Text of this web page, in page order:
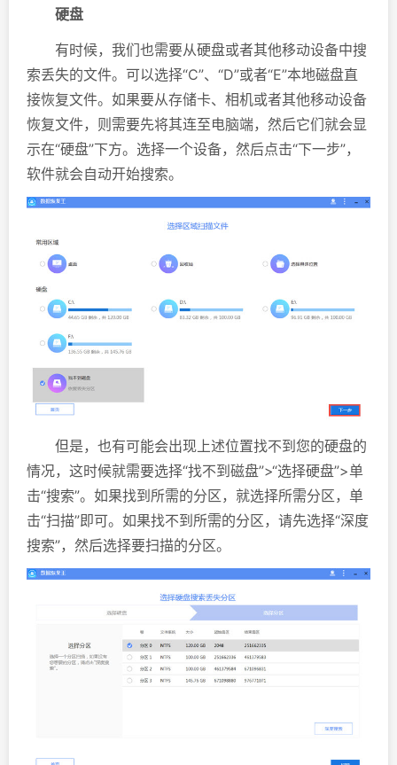
硬盘
有时候，我们也需要从硬盘或者其他移动设备中搜
索丢失的文件。可以选择“C”、“D”或者“E”本地磁盘直
接恢复文件。如果要从存储卡、相机或者其他移动设备
恢复文件，则需要先将其连至电脑端，然后它们就会显
示在“硬盘”下方。选择一个设备，然后点击“下一步”，
软件就会自动开始搜索。
但是，也有可能会出现上述位置找不到您的硬盘的
情况，这时候就需要选择“找不到磁盘”>“选择硬盘”>单
击“搜索”。如果找到所需的分区，就选择所需分区，单
击“扫描”即可。如果找不到所需的分区，请先选择“深度
搜索”，然后选择要扫描的分区。